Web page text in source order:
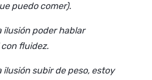
puedo comer).
ilusión poder hablar
fluidez.
ilusión subir de peso, estoy